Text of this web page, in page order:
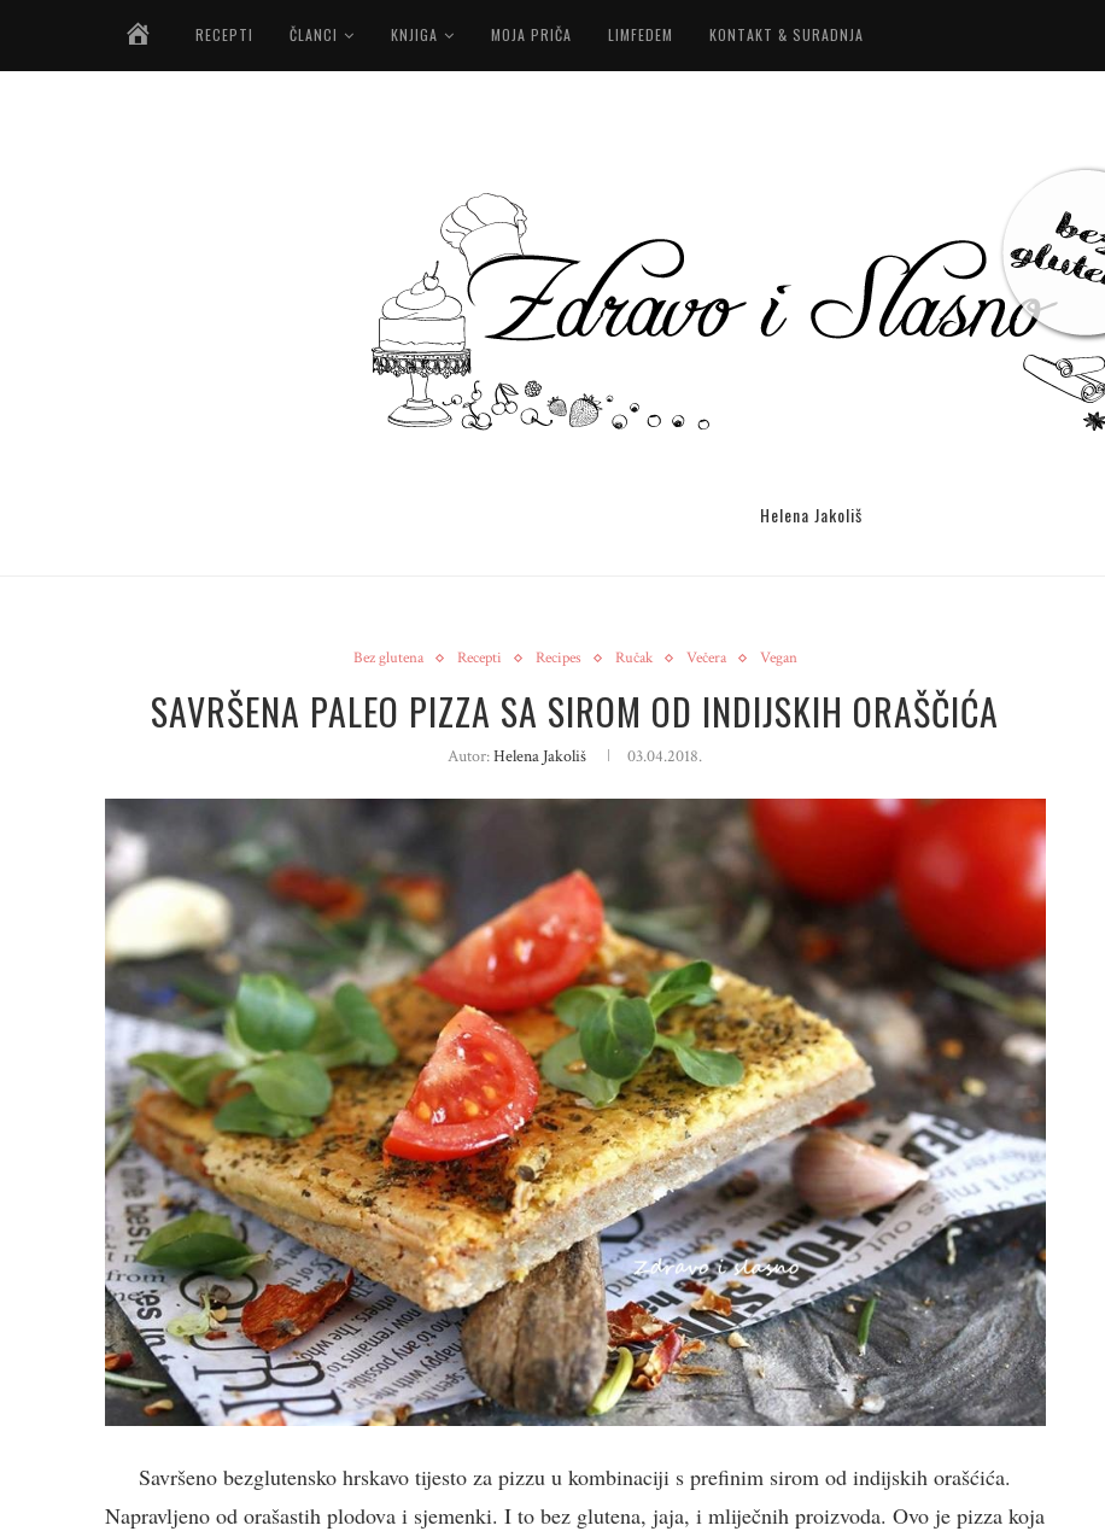
NASLOVNICA
RECEPTI ČLANCI KNJIGA MOJA PRIČA LIMFEDEM KONTAKT & SURADNJA
Helena Jakoliš
Bez glutena Recepti Recipes Ručak Večera Vegan
SAVRŠENA PALEO PIZZA SA SIROM OD INDIJSKIH ORAŠČIĆA
Autor:Helena Jakoliš 03.04.2018.
Savršeno bezglutensko hrskavo tijesto za pizzu u kombinaciji s prefinim sirom od indijskih orašćića.
Napravljeno od orašastih plodova i sjemenki. I to bez glutena, jaja, i mliječnih proizvoda. Ovo je pizza koja